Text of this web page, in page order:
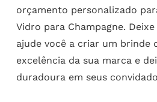
orçamento personalizado
Vidro para Champagne.
ajude você a criar um brinde
excelência da sua marca e
duradoura em seus